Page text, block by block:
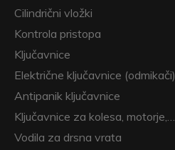
Cilindrični vložki
Kontrola pristopa
Ključavnice
Električne ključavnice (odmikači)
Antipanik ključavnice
Ključavnice za kolesa, motorje,…
Vodila za drsna vrata